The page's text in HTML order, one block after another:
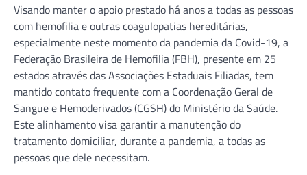
Visando manter o apoio prestado há anos a todas as pessoas
com hemofilia e outras coagulopatias hereditárias,
especialmente neste momento da pandemia da Covid-19, a
Federação Brasileira de Hemofilia (FBH), presente em 25
estados através das Associações Estaduais Filiadas, tem
mantido contato frequente com a Coordenação Geral de
Sangue e Hemoderivados (CGSH) do Ministério da Saúde.
Este alinhamento visa garantir a manutenção do
tratamento domiciliar, durante a pandemia, a todas as
pessoas que dele necessitam.